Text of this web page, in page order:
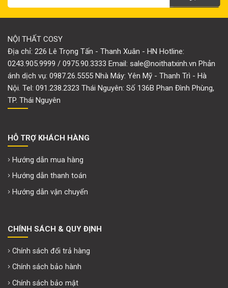
NỘI THẤT COSY
Địa chỉ: 226 Lê Trọng Tấn - Thanh Xuân - HN Hotline:
0243.905.9999 / 0975.90.3333 Email: sale@noithatxinh.vn Phản
ánh dịch vụ: 0987.26.5555 Nhà Máy: Yên Mỹ - Thanh Trì - Hà
Nội. Tel: 091.238.2323 Thái Nguyên: Số 136B Phan Đình Phùng,
TP. Thái Nguyên
HỖ TRỢ KHÁCH HÀNG
Hướng dẫn mua hàng
Hướng dẫn thanh toán
Hướng dẫn vận chuyển
CHÍNH SÁCH & QUY ĐỊNH
Chính sách đổi trả hàng
Chính sách bảo hành
Chính sách bảo mật